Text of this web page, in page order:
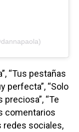
“Tus pestañas
perfecta”, “Solo
preciosa”, “Te
comentarios
redes sociales,